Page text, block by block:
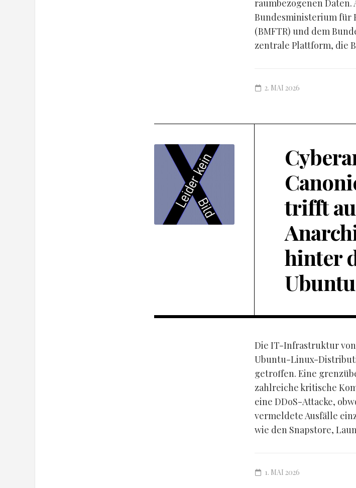
raumbezogenen
Bundesministerium für
(BMFTR) und dem
zentrale Plattform, die
2. MAI 2026
trifft
hinter
Die IT-Infrastruktur
Ubuntu-Linux-
getroffen. Eine
zahlreiche kritische
eine DDoS-Attacke,
vermeldete Ausfälle
wie den Snapstore,
1. MAI 2026